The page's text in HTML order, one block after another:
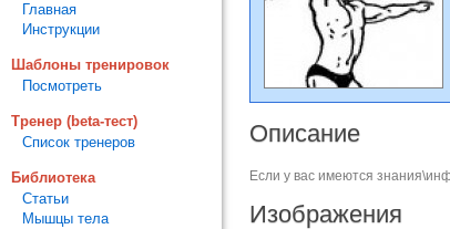
Описание
Если у вас имеются
Изображения
Главная
Инструкции
Шаблоны тренировок
Посмотреть
Тренер (beta-тест)
Список тренеров
Библиотека
Статьи
Мышцы тела